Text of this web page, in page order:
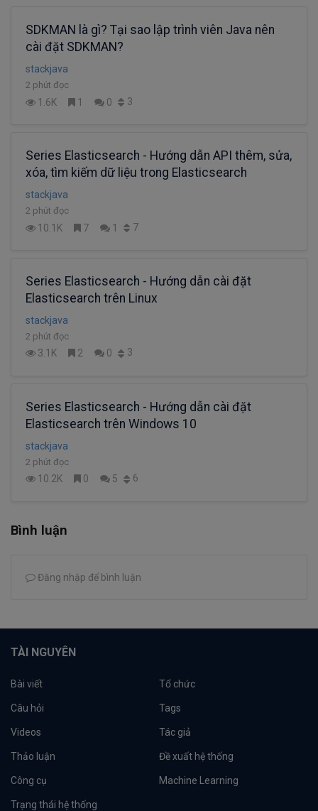
SDKMAN là gì? Tại sao lập trình viên Java nên
cài đặt SDKMAN?
stackjava
2 phút đọc
1.6K 1 0 3
Series Elasticsearch - Hướng dẫn API thêm, sửa,
xóa, tìm kiếm dữ liệu trong Elasticsearch
stackjava
2 phút đọc
10.1K 7 1 7
Series Elasticsearch - Hướng dẫn cài đặt
Elasticsearch trên Linux
stackjava
2 phút đọc
3.1K 2 0 3
Series Elasticsearch - Hướng dẫn cài đặt
Elasticsearch trên Windows 10
stackjava
2 phút đọc
10.2K 0 5 6
Bình luận
Đăng nhập để bình luận
TÀI NGUYÊN
Bài viết Tổ chức
Câu hỏi Tags
Videos Tác giả
Thảo luận Đề xuất hệ thống
Công cụ Machine Learning
Trạng thái hệ thống